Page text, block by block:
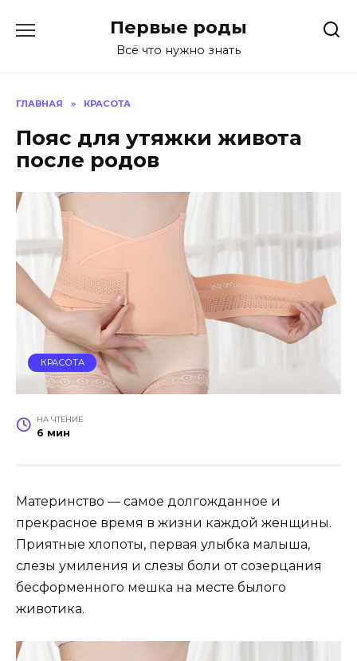
Первые роды
Всё что нужно знать
ГЛАВНАЯ » КРАСОТА
Пояс для утяжки живота
после родов
КРАСОТА
НА ЧТЕНИЕ
6 мин
Материнство — самое долгожданное и
прекрасное время в жизни каждой женщины.
Приятные хлопоты, первая улыбка малыша,
слезы умиления и слезы боли от созерцания
бесформенного мешка на месте былого
животика.